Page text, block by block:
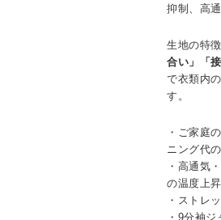
抑制、高
生地の特
合い」「
で衣類内
す。
・ご家庭
ニング代
・高通気
の温度上
・ストレ
・9分袖